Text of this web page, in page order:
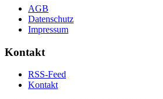
AGB
Datenschutz
Impressum
Kontakt
RSS-Feed
Kontakt